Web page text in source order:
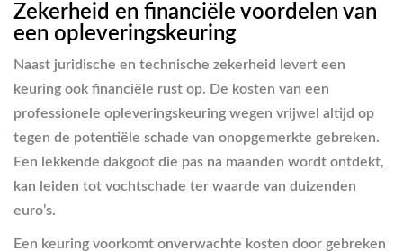
Zekerheid en financiële voordelen van
een opleveringskeuring
Naast juridische en technische zekerheid levert een
keuring ook financiële rust op. De kosten van een
professionele opleveringskeuring wegen vrijwel altijd op
tegen de potentiële schade van onopgemerkte gebreken.
Een lekkende dakgoot die pas na maanden wordt ontdekt,
kan leiden tot vochtschade ter waarde van duizenden
euro’s.
Een keuring voorkomt onverwachte kosten door gebreken